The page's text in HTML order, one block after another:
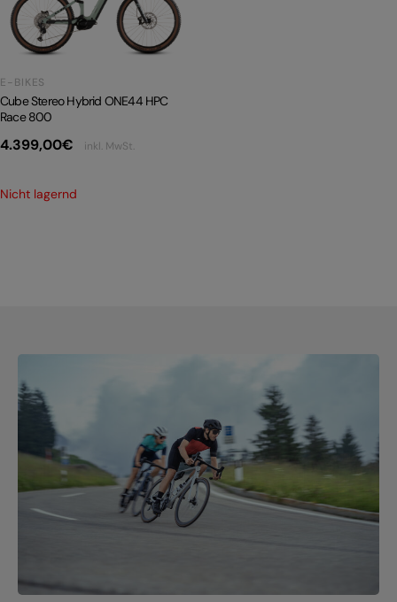
E-BIKE TOUR
PRODUKTRÜCKRUFE
E-BIKES
Cube Stereo Hybrid ONE44 HPC
Race 800
4.399,00€ inkl. MwSt.
Nicht lagernd